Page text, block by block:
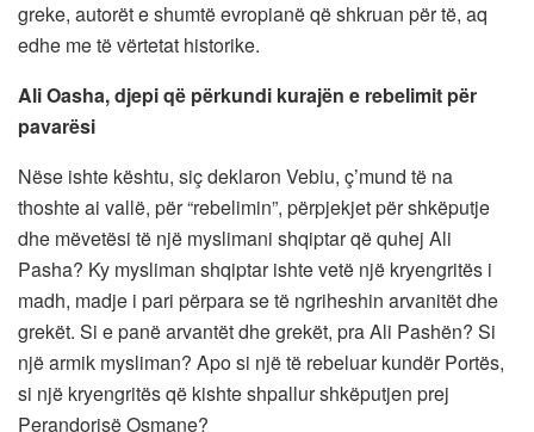
greke, autorët e shumtë evropianë që shkruan për të, aq
edhe me të vërtetat historike.
Ali Oasha, djepi që përkundi kurajën e rebelimit për
pavarësi
Nëse ishte kështu, siç deklaron Vebiu, ç’mund të na
thoshte ai vallë, për “rebelimin”, përpjekjet për shkëputje
dhe mëvetësi të një myslimani shqiptar që quhej Ali
Pasha? Ky mysliman shqiptar ishte vetë një kryengritës i
madh, madje i pari përpara se të ngriheshin arvanitët dhe
grekët. Si e panë arvantët dhe grekët, pra Ali Pashën? Si
një armik mysliman? Apo si një të rebeluar kundër Portës,
si një kryengritës që kishte shpallur shkëputjen prej
Perandorisë Osmane?